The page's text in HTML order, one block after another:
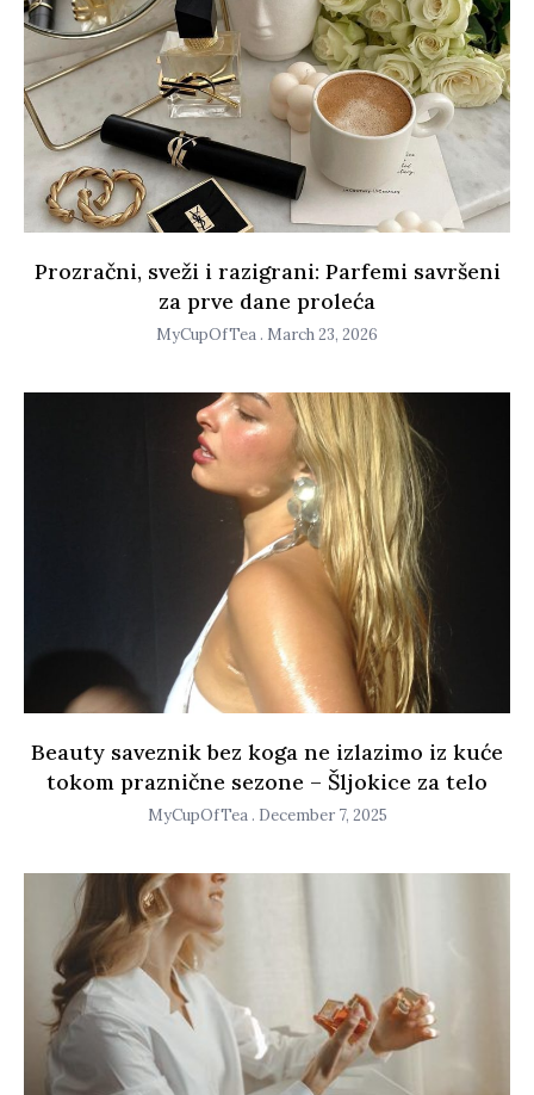
Prozračni, sveži i razigrani: Parfemi savršeni
za prve dane proleća
MyCupOfTea March 23, 2026
Beauty saveznik bez koga ne izlazimo iz kuće
tokom praznične sezone – Šljokice za telo
MyCupOfTea December 7, 2025